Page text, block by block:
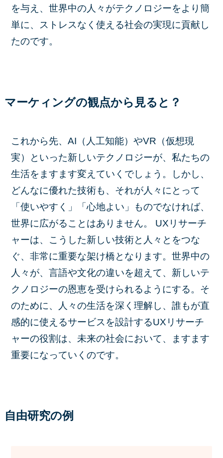
を与え、世界中の人々がテクノロジーをより簡
単に、ストレスなく使える社会の実現に貢献し
たのです。
マーケィングの観点から見ると？
これから先、AI（人工知能）やVR（仮想現
実）といった新しいテクノロジーが、私たちの
生活をますます変えていくでしょう。しかし、
どんなに優れた技術も、それが人々にとって
「使いやすく」「心地よい」ものでなければ、
世界に広がることはありません。 UXリサーチ
ャーは、こうした新しい技術と人々とをつな
ぐ、非常に重要な架け橋となります。世界中の
人々が、言語や文化の違いを超えて、新しいテ
クノロジーの恩恵を受けられるようにする。そ
のために、人々の生活を深く理解し、誰もが直
感的に使えるサービスを設計するUXリサーチ
ャーの役割は、未来の社会において、ますます
重要になっていくのです。
自由研究の例